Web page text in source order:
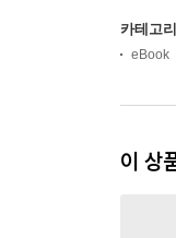
카테고
eBook
이 상